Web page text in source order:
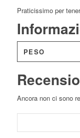
Praticissimo per
PESO
Ancora non ci sono